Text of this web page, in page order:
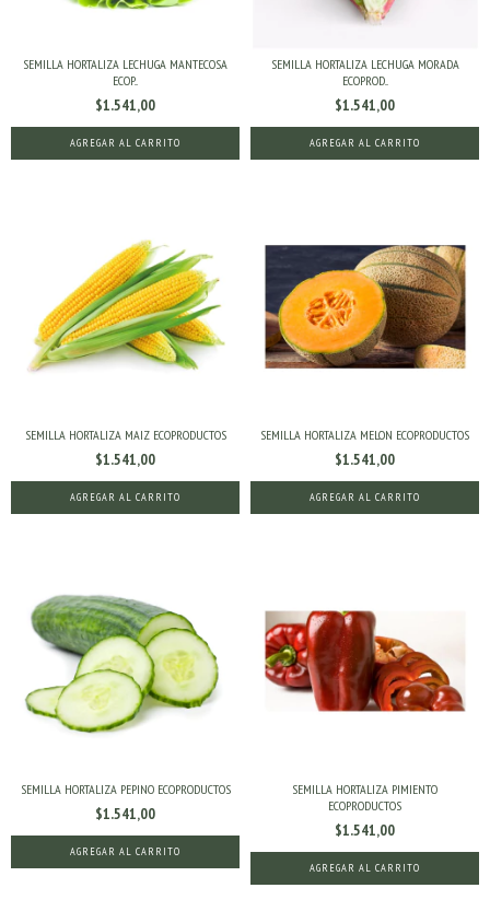
SEMILLA HORTALIZA LECHUGA MANTECOSA
ECOP...
$1.541,00
SEMILLA HORTALIZA LECHUGA MORADA
ECOPROD...
$1.541,00
SEMILLA HORTALIZA MAIZ ECOPRODUCTOS
$1.541,00
SEMILLA HORTALIZA MELON ECOPRODUCTOS
$1.541,00
SEMILLA HORTALIZA PEPINO ECOPRODUCTOS
$1.541,00
SEMILLA HORTALIZA PIMIENTO
ECOPRODUCTOS
$1.541,00